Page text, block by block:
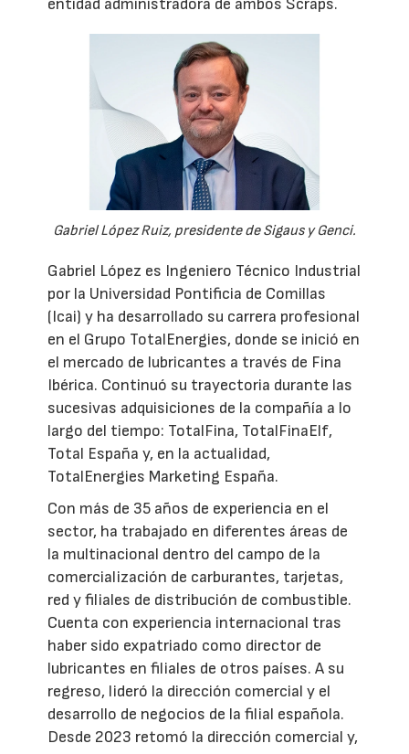
entidad administradora de ambos Scraps.
Gabriel López Ruiz, presidente de Sigaus y Genci.
Gabriel López es Ingeniero Técnico Industrial
por la Universidad Pontificia de Comillas
(Icai) y ha desarrollado su carrera profesional
en el Grupo TotalEnergies, donde se inició en
el mercado de lubricantes a través de Fina
Ibérica. Continuó su trayectoria durante las
sucesivas adquisiciones de la compañía a lo
largo del tiempo: TotalFina, TotalFinaElf,
Total España y, en la actualidad,
TotalEnergies Marketing España.
Con más de 35 años de experiencia en el
sector, ha trabajado en diferentes áreas de
la multinacional dentro del campo de la
comercialización de carburantes, tarjetas,
red y filiales de distribución de combustible.
Cuenta con experiencia internacional tras
haber sido expatriado como director de
lubricantes en filiales de otros países. A su
regreso, lideró la dirección comercial y el
desarrollo de negocios de la filial española.
Desde 2023 retomó la dirección comercial y,